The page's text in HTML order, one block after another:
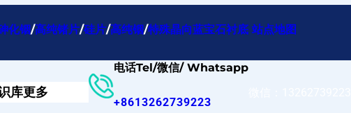
化铟/高纯锗片/硅片/高纯铟/特殊晶向蓝宝石衬底 站点地图
库更多
电话Tel/微信/ Whatsapp
+8613262739223